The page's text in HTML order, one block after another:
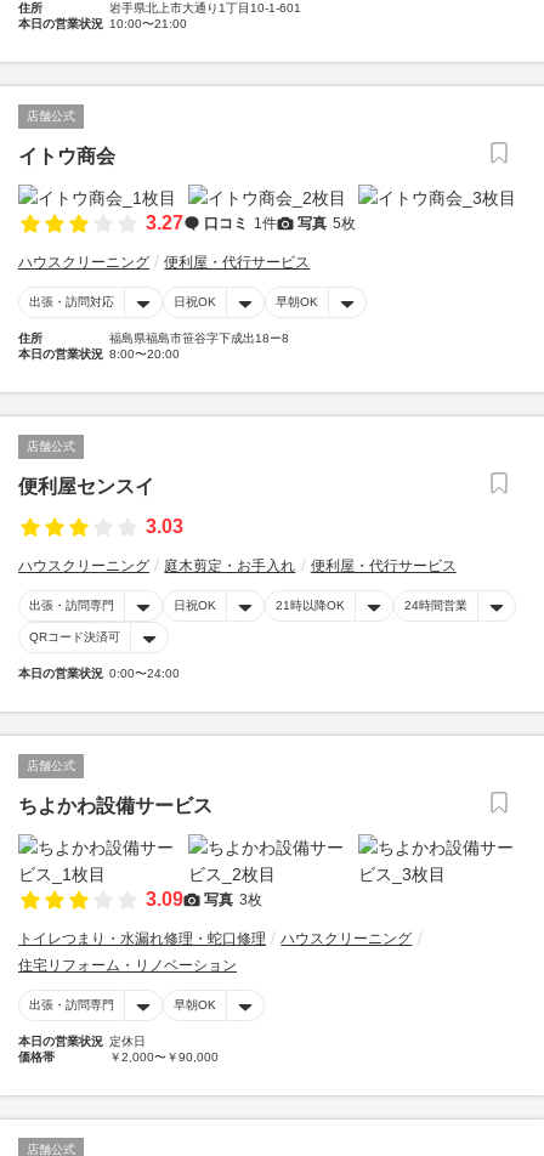
住所
岩手県北上市大通り1丁目10-1-601
本日の営業状況 10:00〜21:00
店舗公式
イトウ商会
3.27 口コミ 1件 写真 5枚
ハウスクリーニング 便利屋・代行サービス
出張・訪問対応 日祝OK 早朝OK
住所
福島県福島市笹谷字下成出18ー8
本日の営業状況 8:00〜20:00
店舗公式
便利屋センスイ
3.03
ハウスクリーニング 庭木剪定・お手入れ 便利屋・代行サービス
出張・訪問専門 日祝OK 21時以降OK 24時間営業
QRコード決済可
本日の営業状況 0:00〜24:00
店舗公式
ちよかわ設備サービス
3.09 写真 3枚
トイレつまり・水漏れ修理・蛇口修理
ハウスクリーニング
住宅リフォーム・リノベーション
出張・訪問専門 早朝OK
本日の営業状況 定休日
価格帯
￥2,000〜￥90,000
店舗公式